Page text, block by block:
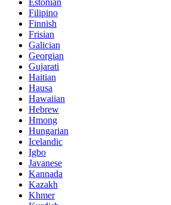
Filipino
Finnish
Frisian
Galician
Georgian
Gujarati
Haitian
Hausa
Hawaiian
Hebrew
Hmong
Hungarian
Icelandic
Igbo
Javanese
Kannada
Kazakh
Khmer